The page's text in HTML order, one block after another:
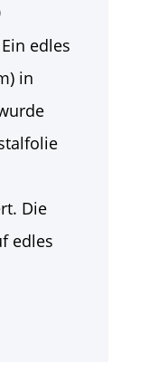
edles
in
Die
edles